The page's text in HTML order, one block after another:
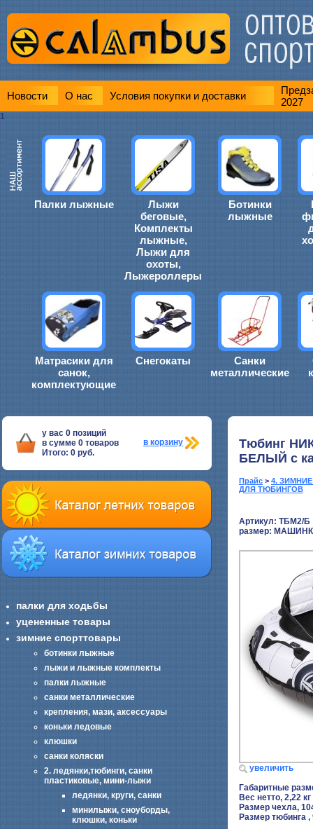
Новости О нас Условия покупки и доставки
2027
1
Палки лыжные
Лыжи
беговые,
Комплекты
лыжные,
Лыжи для
охоты,
Лыжероллеры
Ботинки
лыжные
Матрасики для
санок,
комплектующие
Снегокаты
Санки
металлические
у вас 0 позиций
в сумме 0 товаров
Итого: 0 руб.
в корзину
палки для ходьбы
уцененные товары
зимние спорттовары
ботинки лыжные
лыжи и лыжные комплекты
палки лыжные
санки металлические
крепления, мази, аксессуары
коньки ледовые
клюшки
санки коляски
2. ледянки,тюбинги, санки
пластиковые, мини-лыжи
ледянки, круги, санки
минилыжи, сноуборды,
клюшки, коньки
Тюбинг
БЕЛЫЙ с
Прайс > 4.
ДЛЯ ТЮБИНГОВ
Артикул: ТБМ2/Б
размер:
увеличить
Габаритные
Вес нетто, 2,22 кг
Размер чехла,
Размер тюбинга